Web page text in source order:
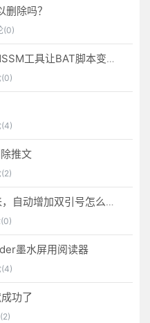
除吗？
(0)
【Windows】利用NSSM工具让BAT脚本变成后台服务
推文
EXCEL表格复制出来，自动增加双引号怎么解决？
墨水屏用阅读器
功了